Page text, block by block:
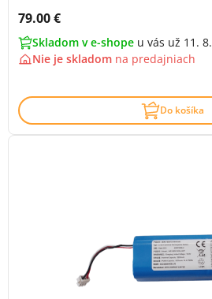
Cena s DPH:
79.00 €
Skladom v e-shope u vás už 11. 8.
Nie je skladom na predajniach
Do košíka